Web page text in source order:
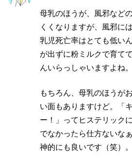
母乳のほうが、風邪など
くくなりますが、風邪に
乳児死亡率はとても低い
が出ずに粉ミルクで育て
んいらっしゃいますよね。
もちろん、母乳のほうが
い面もありますけど。「
ー！」ってヒステリック
でなかったら仕方ないな
神的にも良いです（笑）。